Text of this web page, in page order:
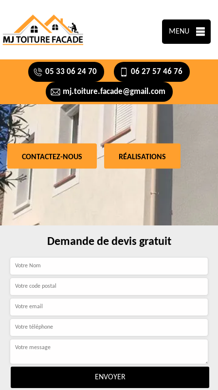
MENU
05 33 06 24 70 06 27 57 46 76
mj.toiture.facade@gmail.com
CONTACTEZ-NOUS RÉALISATIONS
Demande de devis gratuit